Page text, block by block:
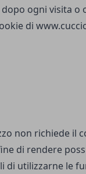
ogni visita o
di
non richiede il
di rendere
di utilizzarne le